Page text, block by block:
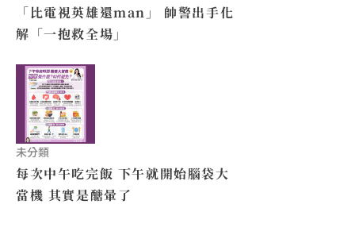
「比電視英雄還man」 帥警出手化
解「一抱救全場」
未分類
每次中午吃完飯 下午就開始腦袋大
當機 其實是醣暈了